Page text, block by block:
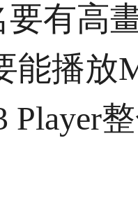
有高
能播放
Player